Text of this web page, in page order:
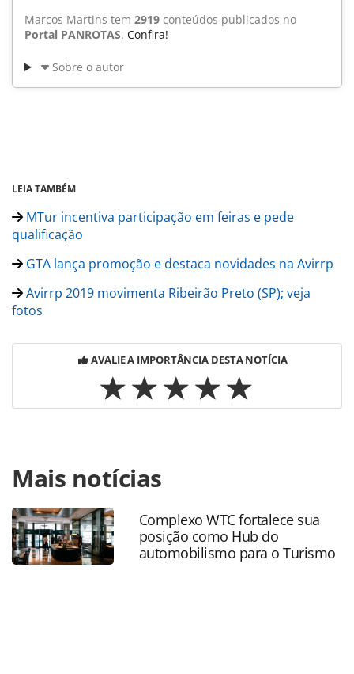
Marcos Martins tem 2919 conteúdos publicados no
Portal PANROTAS. Confira!
Sobre o autor
LEIA TAMBÉM
MTur incentiva participação em feiras e pede
qualificação
GTA lança promoção e destaca novidades na Avirrp
Avirrp 2019 movimenta Ribeirão Preto (SP); veja
fotos
AVALIE A IMPORTÂNCIA DESTA NOTÍCIA
https://www.panrotas.com.br/gente/eventos/2019/08/
os-expositores-da-feira-avirrp-2019_166478.html ou as
ferramentas oferecidas na página. Todo o conteúdo
produzido pela PANROTAS Editora é protegido pela
legislação brasileira sobre direito autoral. Não reproduza o
conteúdo sem autorização da PANROTAS Editora
Mais notícias
Complexo WTC fortalece sua
posição como Hub do
automobilismo para o Turismo